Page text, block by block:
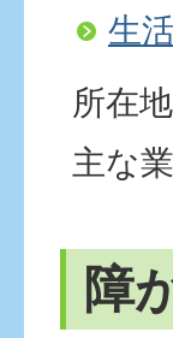
生
所在
主な
障